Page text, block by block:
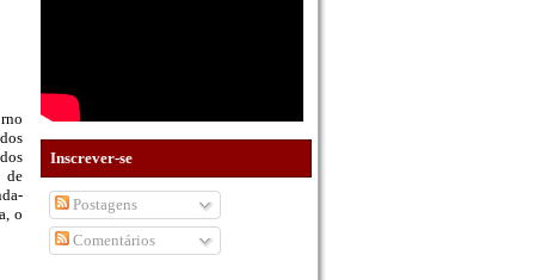
de
o
Inscrever-se
Postagens
Comentários